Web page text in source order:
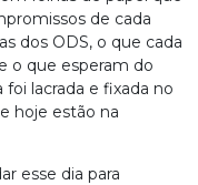
de cada
dos ODS, o que cada
o que esperam do
lacrada e fixada no
hoje estão na
esse dia para